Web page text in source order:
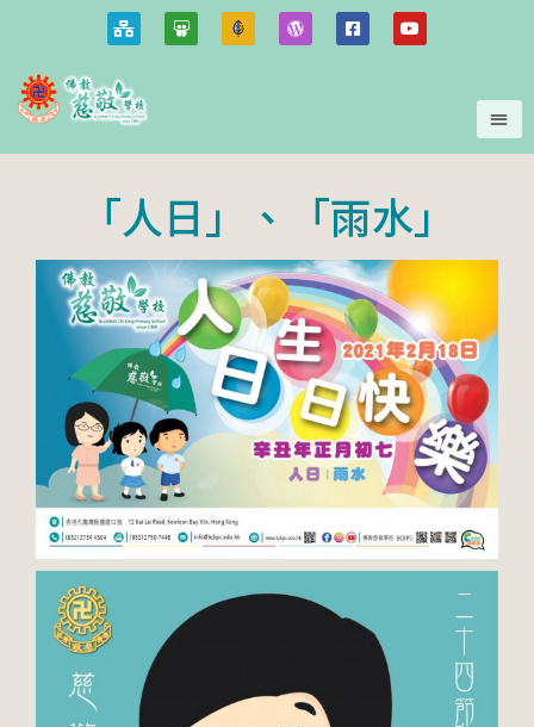
「人日」、「雨水」